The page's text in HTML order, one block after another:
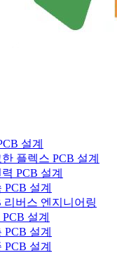
설계
플렉스 PCB 설계
PCB 설계
PCB 설계
리버스 엔지니어링
설계
PCB 설계
PCB 설계